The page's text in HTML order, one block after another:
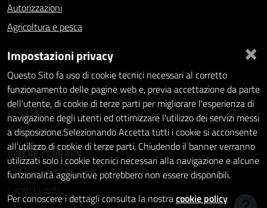
Autorizzazioni
Agricoltura e pesca
NOVITÀ
Notizie
Comunicati
Avvisi
VIVERE FERRARA
Luoghi
Eventi
×
Impostazioni privacy
Questo Sito fa uso di cookie tecnici necessari al corretto
funzionamento delle pagine web e, previa accettazione da parte
dell'utente, di cookie di terze parti per migliorare l'esperienza di
navigazione degli utenti ed ottimizzare l'utilizzo dei servizi messi
a disposizione.Selezionando Accetta tutti i cookie si acconsente
all'utilizzo di cookie di terze parti. Chiudendo il banner verranno
utilizzati solo i cookie tecnici necessari alla navigazione e alcune
funzionalità aggiuntive potrebbero non essere disponibili.
Per conoscere i dettagli consulta la nostracookie policy